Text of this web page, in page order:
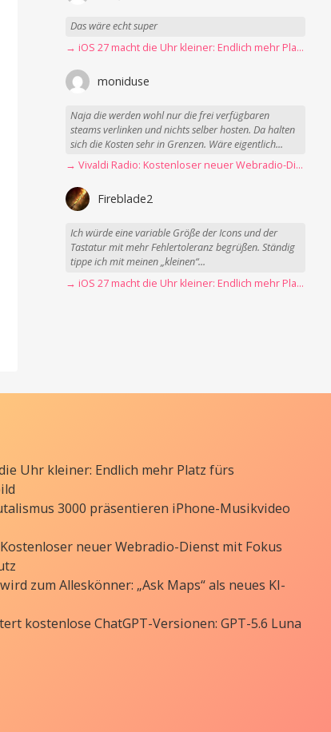
Das wäre echt super
→ iOS 27 macht die Uhr kleiner: Endlich mehr Platz fürs Hintergrundbild
moniduse
Naja die werden wohl nur die frei verfügbaren
steams verlinken und nichts selber hosten. Da halten
sich die Kosten sehr in Grenzen. Wäre eigentlich...
→ Vivaldi Radio: Kostenloser neuer Webradio-Dienst mit Fokus auf Datenschutz
Fireblade2
Ich würde eine variable Größe der Icons und der
Tastatur mit mehr Fehlertoleranz begrüßen. Ständig
tippe ich mit meinen „kleinen“...
→ iOS 27 macht die Uhr kleiner: Endlich mehr Platz fürs Hintergrundbild
Uhr kleiner: Endlich mehr Platz fürs
3000 präsentieren iPhone-Musikvideo
neuer Webradio-Dienst mit Fokus
zum Alleskönner: „Ask Maps“ als neues KI-
kostenlose ChatGPT-Versionen: GPT-5.6 Luna